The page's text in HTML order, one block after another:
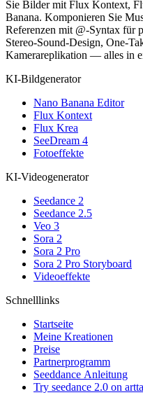
Sie Bilder mit Flux Kontext,
Banana. Komponieren Sie
Referenzen mit @-Syntax für
Stereo-Sound-Design, One-
Kamerareplikation — alles in
KI-Bildgenerator
Nano Banana Editor
Flux Kontext
Flux Krea
SeeDream 4
Fotoeffekte
KI-Videogenerator
Seedance 2
Seedance 2.5
Veo 3
Sora 2
Sora 2 Pro
Sora 2 Pro Storyboard
Videoeffekte
Schnelllinks
Startseite
Meine Kreationen
Preise
Partnerprogramm
Seeddance Anleitung
Try seedance 2.0 on artta